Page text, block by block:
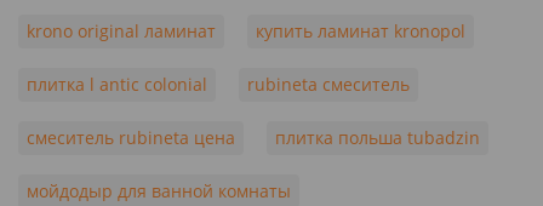
krono original ламинат купить ламинат kronopol
плитка l antic colonial rubineta смеситель
смеситель rubineta цена плитка польша tubadzin
мойдодыр для ванной комнаты